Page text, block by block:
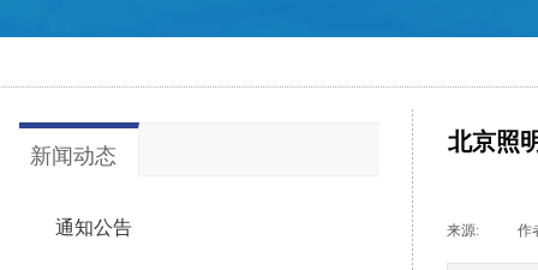
北京照
来源: 作
新闻动态
通知公告